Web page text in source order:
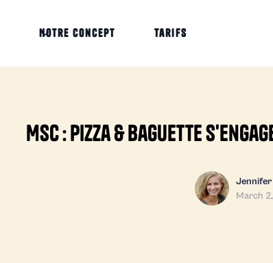
Notre concept Tarifs
MSC : Pizza & Baguette
Jennifer
March